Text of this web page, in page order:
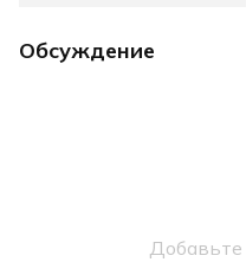
Обсуждение